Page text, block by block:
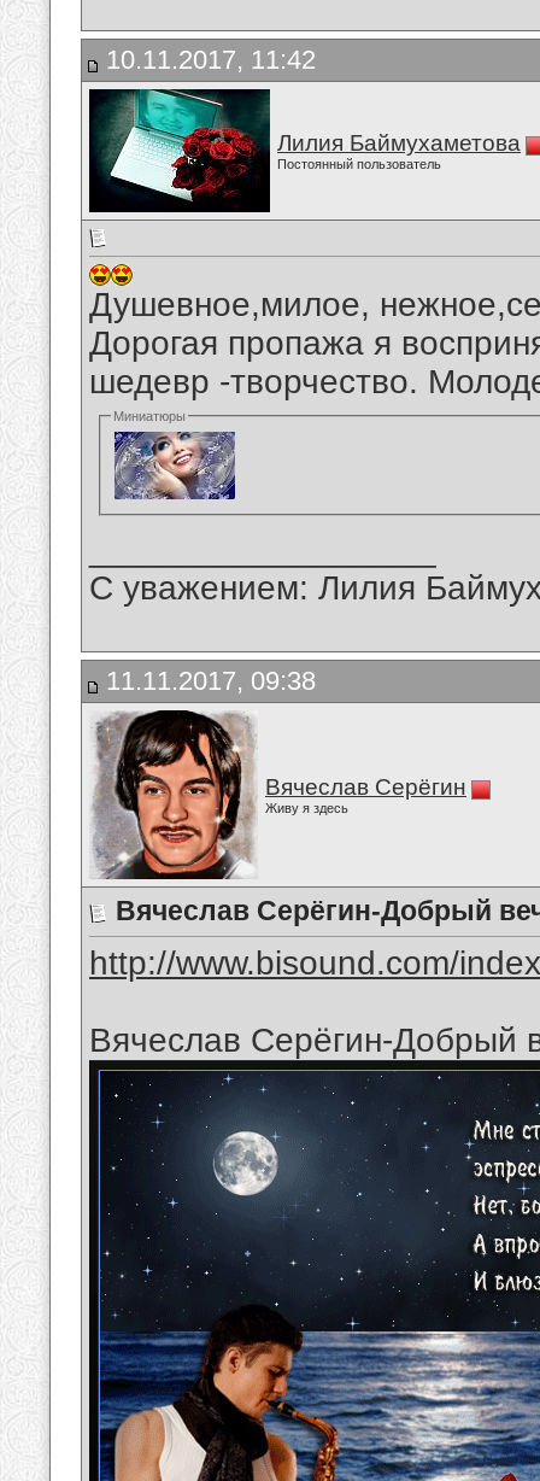
10.11.2017, 11:42
Лилия Баймухаметова
Постоянный пользователь
Душевное,милое,
Дорогая пропажа я
шедевр -творчество.
Миниатюры
С уважением: Лилия
11.11.2017, 09:38
Вячеслав Серёгин
Живу я здесь
Вячеслав Серёгин-Добрый
http://www.bisound.com/
Вячеслав Серёгин-Добрый